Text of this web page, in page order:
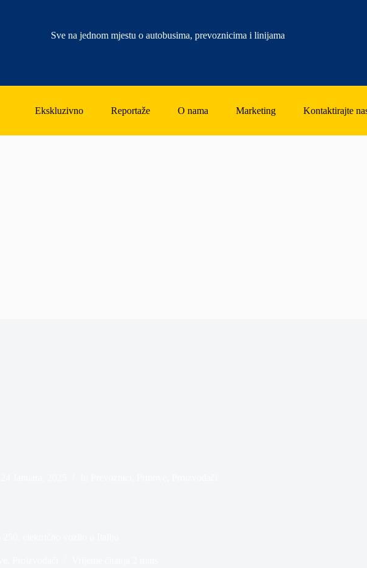
Sve na jednom mjestu o autobusima, prevoznicima i linijama
Ekskluzivno Reportaže O nama Marketing Kontaktirajte